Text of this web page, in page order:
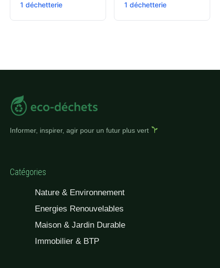
1 déchetterie 1 déchetterie
Informer, inspirer, agir pour un futur plus vert
Catégories
Nature & Environnement
Energies Renouvelables
Maison & Jardin Durable
Immobilier & BTP